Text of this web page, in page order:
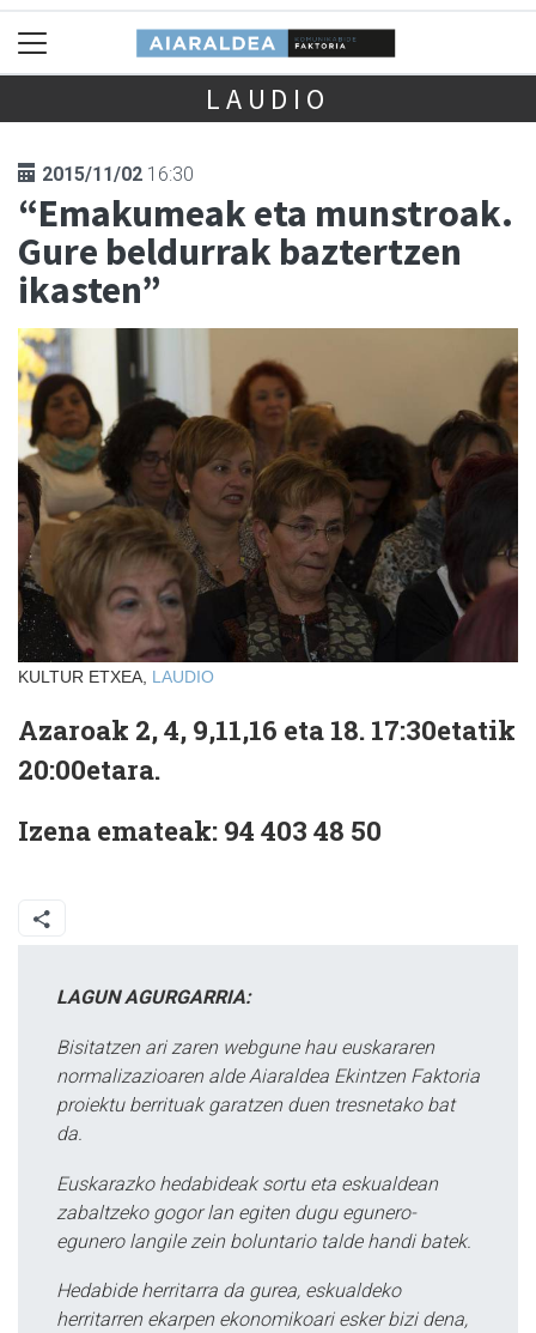
LAUDIO
2015/11/02 16:30
“Emakumeak eta munstroak.
Gure beldurrak baztertzen
ikasten”
KULTUR ETXEA, LAUDIO
Azaroak 2, 4, 9,11,16 eta 18. 17:30etatik
20:00etara.
Izena emateak: 94 403 48 50
LAGUN AGURGARRIA:
Bisitatzen ari zaren webgune hau euskararen
normalizazioaren alde Aiaraldea Ekintzen Faktoria
proiektu berrituak garatzen duen tresnetako bat
da.
Euskarazko hedabideak sortu eta eskualdean
zabaltzeko gogor lan egiten dugu egunero-
egunero langile zein boluntario talde handi batek.
Hedabide herritarra da gurea, eskualdeko
herritarren ekarpen ekonomikoari esker bizi dena,